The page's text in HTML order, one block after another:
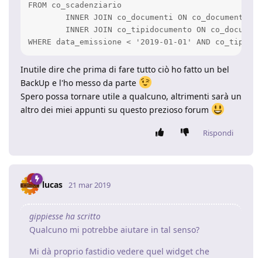
FROM co_scadenziario
WHERE data_emissione < '2019-01-01' AND
Inutile dire che prima di fare tutto ciò ho fatto un bel
BackUp e l'ho messo da parte
Spero possa tornare utile a qualcuno, altrimenti sarà un
altro dei miei appunti su questo prezioso forum
Rispondi
lucas 21 mar 2019
gippiesse ha scritto
Qualcuno mi potrebbe aiutare in tal senso?
Mi dà proprio fastidio vedere quel widget che